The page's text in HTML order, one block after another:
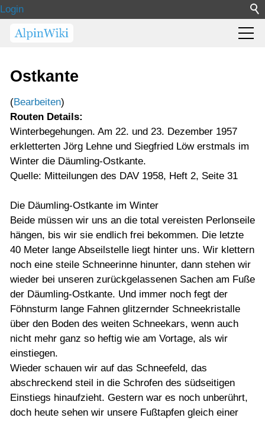
Login
Ostkante
(Bearbeiten)
Routen Details:
Winterbegehungen. Am 22. und 23. Dezember 1957
erkletterten Jörg Lehne und Siegfried Löw erstmals im
Winter die Däumling-Ostkante.
Quelle: Mitteilungen des DAV 1958, Heft 2, Seite 31
Die Däumling-Ostkante im Winter
Beide müssen wir uns an die total vereisten Perlonseile
hängen, bis wir sie endlich frei bekommen. Die letzte
40 Meter lange Abseilstelle liegt hinter uns. Wir klettern
noch eine steile Schneerinne hinunter, dann stehen wir
wieder bei unseren zurückgelassenen Sachen am Fuße
der Däumling-Ostkante. Und immer noch fegt der
Föhnsturm lange Fahnen glitzernder Schneekristalle
über den Boden des weiten Schneekars, wenn auch
nicht mehr ganz so heftig wie am Vortage, als wir
einstiegen.
Wieder schauen wir auf das Schneefeld, das
abschreckend steil in die Schrofen des südseitigen
Einstiegs hinaufzieht. Gestern war es noch unberührt,
doch heute sehen wir unsere Fußtapfen gleich einer